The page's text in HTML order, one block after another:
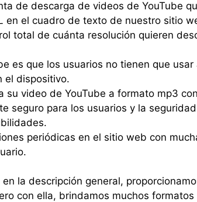
de descarga de videos de YouTube
en el cuadro de texto de nuestro sitio
total de cuánta resolución quieren
es que los usuarios no tienen que
el dispositivo.
su video de YouTube a formato mp3
seguro para los usuarios y la
periódicas en el sitio web con
la descripción general,
con ella, brindamos muchos